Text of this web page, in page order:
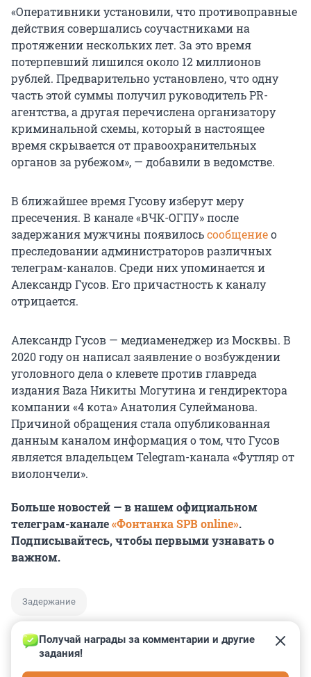
«Оперативники установили, что противоправные
действия совершались соучастниками на
протяжении нескольких лет. За это время
потерпевший лишился около 12 миллионов
рублей. Предварительно установлено, что одну
часть этой суммы получил руководитель PR-
агентства, а другая перечислена организатору
криминальной схемы, который в настоящее
время скрывается от правоохранительных
органов за рубежом», — добавили в ведомстве.
В ближайшее время Гусову изберут меру
пресечения. В канале «ВЧК-ОГПУ» после
задержания мужчины появилосьсообщениео
преследовании администраторов различных
телеграм-каналов. Среди них упоминается и
Александр Гусов. Его причастность к каналу
отрицается.
Александр Гусов — медиаменеджер из Москвы. В
2020 году он написал заявление о возбуждении
уголовного дела о клевете против главреда
издания Baza Никиты Могутина и гендиректора
компании «4 кота» Анатолия Сулейманова.
Причиной обращения стала опубликованная
данным каналом информация о том, что Гусов
является владельцем Telegram-канала «Футляр от
виолончели».
Больше новостей — в нашем официальном
телеграм-канале«Фонтанка SPB online».
Подписывайтесь, чтобы первыми узнавать о
важном.
Задержание
Получай награды за комментарии и другие
задания!